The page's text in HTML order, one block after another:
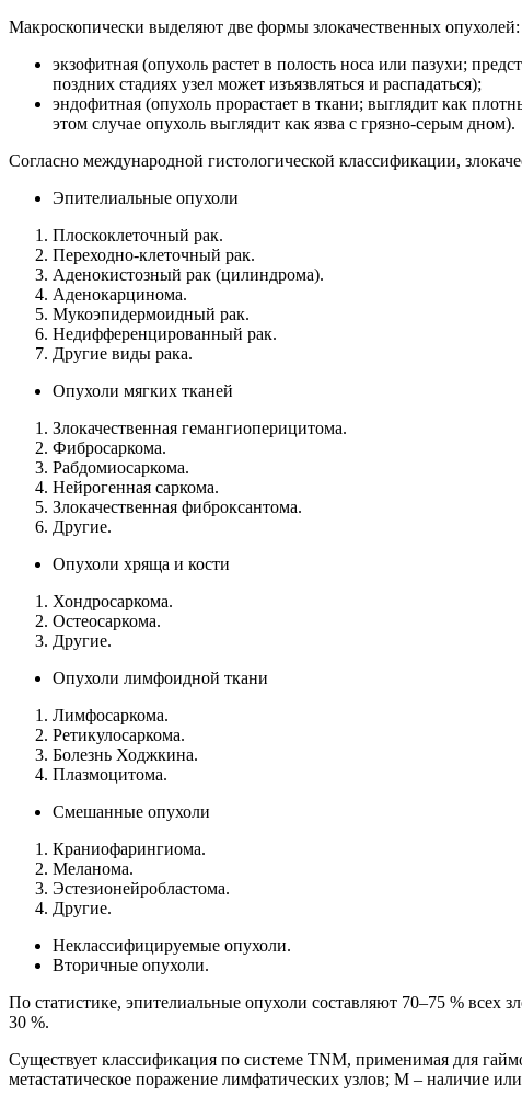
Макроскопически выделяют две формы злокачественных опухолей:
экзофитная (опухоль растет в полость носа или пазухи;
поздних стадиях узел может изъязвляться и распадаться);
эндофитная (опухоль прорастает в ткани; выглядит как
этом случае опухоль выглядит как язва с грязно-серым дном).
Согласно международной гистологической классификации,
Эпителиальные опухоли
Плоскоклеточный рак.
Переходно-клеточный рак.
Аденокистозный рак (цилиндрома).
Аденокарцинома.
Мукоэпидермоидный рак.
Недифференцированный рак.
Другие виды рака.
Опухоли мягких тканей
Злокачественная гемангиоперицитома.
Фибросаркома.
Рабдомиосаркома.
Нейрогенная саркома.
Злокачественная фиброксантома.
Другие.
Опухоли хряща и кости
Хондросаркома.
Остеосаркома.
Другие.
Опухоли лимфоидной ткани
Лимфосаркома.
Ретикулосаркома.
Болезнь Ходжкина.
Плазмоцитома.
Смешанные опухоли
Краниофарингиома.
Меланома.
Эстезионейробластома.
Другие.
Неклассифицируемые опухоли.
Вторичные опухоли.
По статистике, эпителиальные опухоли составляют 70–75 % всех
30 %.
Существует классификация по системе TNM, применимая для
метастатическое поражение лимфатических узлов; М – наличие